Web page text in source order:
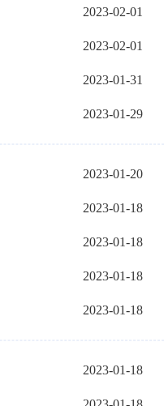
2023-02-01
2023-02-01
2023-01-31
2023-01-29
2023-01-20
2023-01-18
2023-01-18
2023-01-18
2023-01-18
2023-01-18